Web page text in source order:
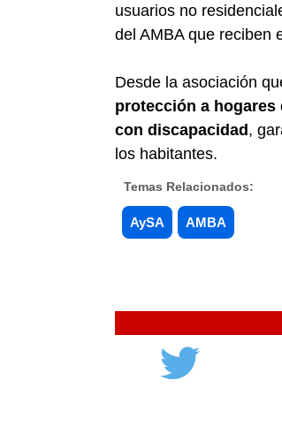
usuarios no
del AMBA que reciben
Desde la asociación
protección a
con discapacidad ,
los habitantes.
Temas Relacionados:
AySA AMBA